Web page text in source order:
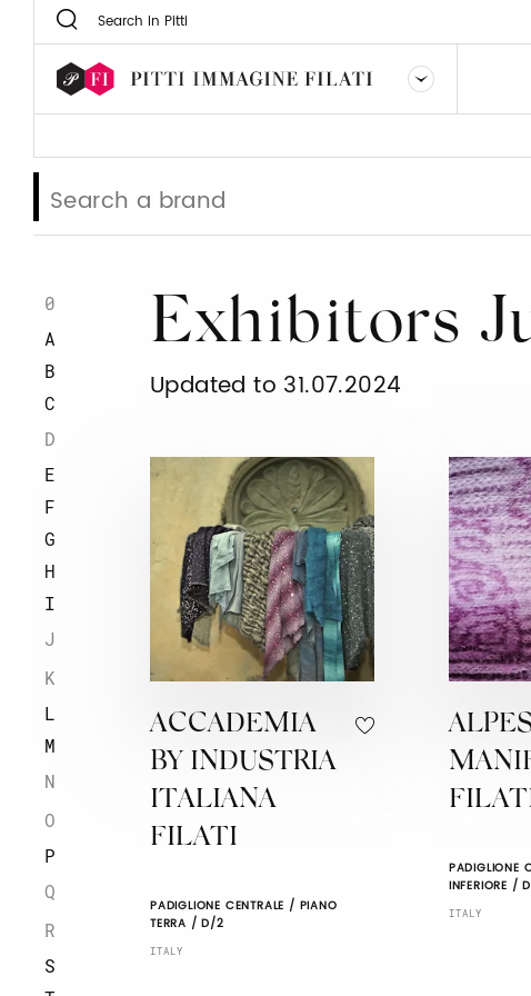
0
A
B
C
D
E
F
G
H
I
J
K
L
M
N
O
P
Q
R
S
Exhibitors
Updated to 31.07.2024
ACCADEMIA
BY INDUSTRIA
ITALIANA
FILATI
PADIGLIONE CENTRALE / PIANO
TERRA / D/2
ITALY
ALPES
PADIGLIONE
INFERIORE /
ITALY